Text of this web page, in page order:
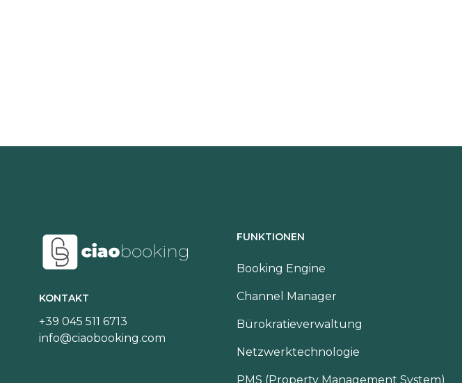
KONTAKT
+39 045 511 6713
info@ciaobooking.com
FUNKTIONEN
Booking Engine
Channel Manager
Bürokratieverwaltung
Netzwerktechnologie
PMS (Property Management System)